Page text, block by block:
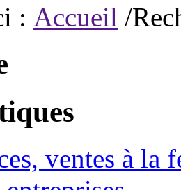
: Accueil /
ventes à la